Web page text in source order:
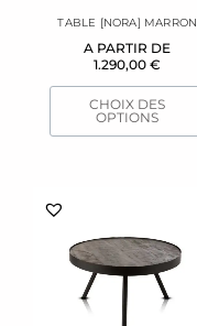
TABLE [NORA] MARRON
A PARTIR DE
1.290,00€
CHOIX DES
OPTIONS